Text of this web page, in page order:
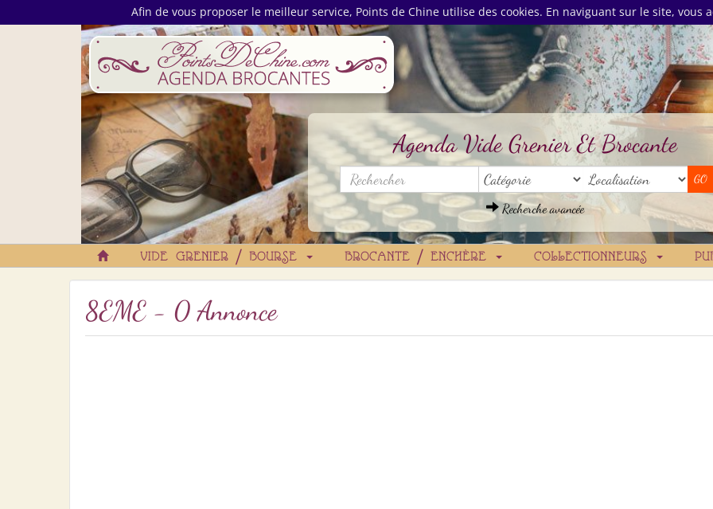
Afin de vous proposer le meilleur service, Points de Chine utilise des cookies. En naviguant sur le site, vous
Agenda Vide Grenier Et Brocante
Recherche avancée
VIDE GRENIER / BOURSE BROCANTE / ENCHÈRE COLLECTIONNEURS
8EME - 0 Annonce